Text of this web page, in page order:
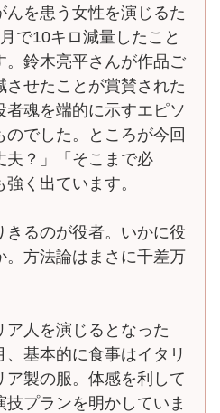
んを患う女性を演じるた
で10キロ減量したこと
。鈴木亮平さんが作品ご
させたことが賞賛された
者魂を端的に示すエピソ
でした。ところが今回
夫？」「そこまで必
く出ています。
きるのが役者。いかに役
。方法論はまさに千差万
ア人を演じるとなった
、基本的に食事はイタリ
ア製の服。体感を利して
プランを明かしていま